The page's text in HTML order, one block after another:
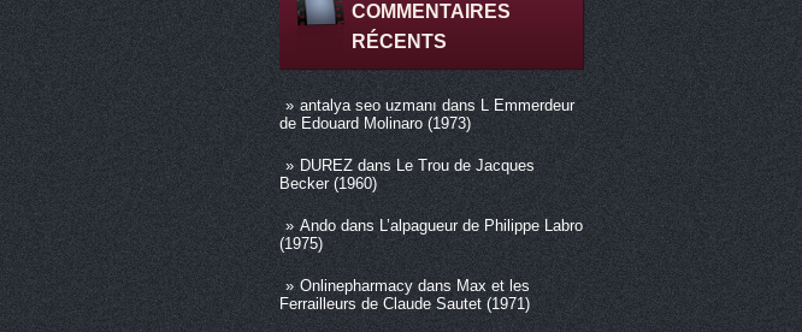
COMMENTAIRES
RÉCENTS
antalya seo uzmanıdans L Emmerdeur
de Edouard Molinaro (1973)
DUREZdans Le Trou de Jacques
Becker (1960)
Andodans L’alpagueur de Philippe Labro
(1975)
Onlinepharmacy dansMax et les
Ferrailleurs de Claude Sautet (1971)